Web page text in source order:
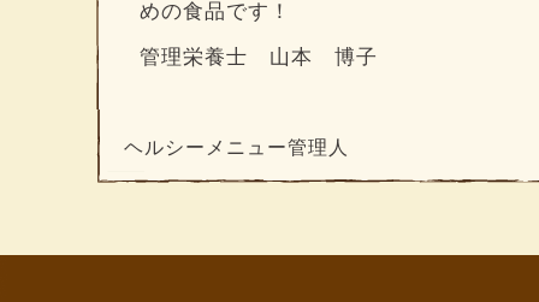
めの食品です！
管理栄養士 山本 博子
ヘルシーメニュー管理人